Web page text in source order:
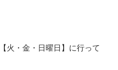
火・金・日曜日】に行って